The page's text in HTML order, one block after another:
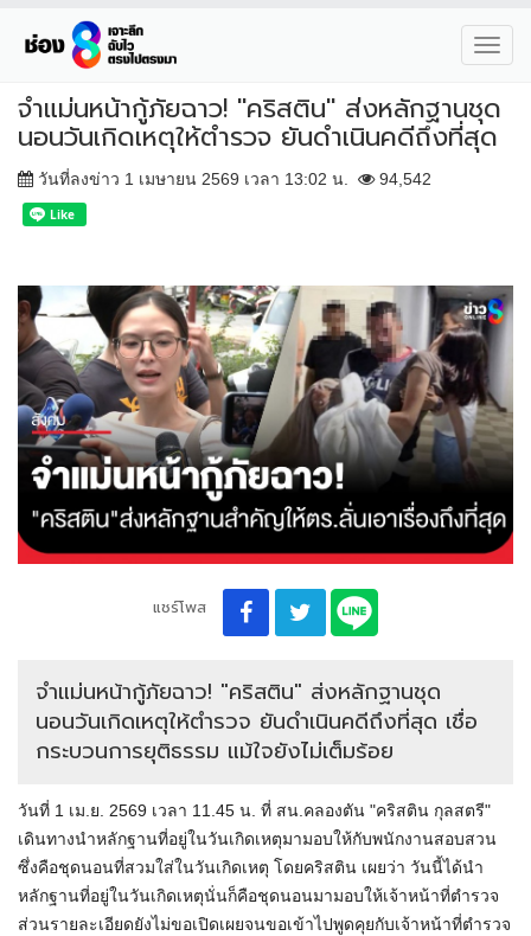
จำแม่นหน้ากู้ภัยฉาว! "คริสติน" ส่งหลักฐานชุด
นอนวันเกิดเหตุให้ตำรวจ ยันดำเนินคดีถึงที่สุด
วันที่ลงข่าว 1 เมษายน 2569 เวลา 13:02 น. 94,542
แชร์โพส
จำแม่นหน้ากู้ภัยฉาว! "คริสติน" ส่งหลักฐานชุด
นอนวันเกิดเหตุให้ตำรวจ ยันดำเนินคดีถึงที่สุด เชื่อ
กระบวนการยุติธรรม แม้ใจยังไม่เต็มร้อย
วันที่ 1 เม.ย. 2569 เวลา 11.45 น. ที่ สน.คลองตัน "คริสติน กุลสตรี"
เดินทางนำหลักฐานที่อยู่ในวันเกิดเหตุมามอบให้กับพนักงานสอบสวน
ซึ่งคือชุดนอนที่สวมใส่ในวันเกิดเหตุ โดยคริสติน เผยว่า วันนี้ได้นำ
หลักฐานที่อยู่ในวันเกิดเหตุนั่นก็คือชุดนอนมามอบให้เจ้าหน้าที่ตำรวจ
ส่วนรายละเอียดยังไม่ขอเปิดเผยจนขอเข้าไปพูดคุยกับเจ้าหน้าที่ตำรวจ